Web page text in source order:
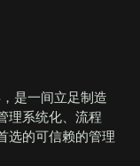
是一间立足制造
理系统化、流程
选的可信赖的管理